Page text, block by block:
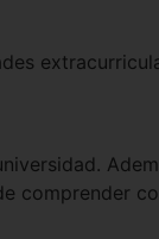
comprender